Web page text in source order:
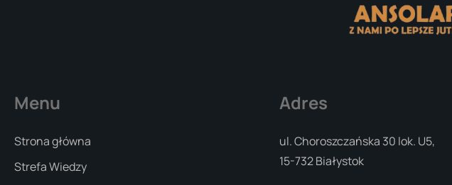
Menu
Strona główna
Strefa Wiedzy
Adres
ul. Choroszczańska 30 lok. U5,
15-732 Białystok